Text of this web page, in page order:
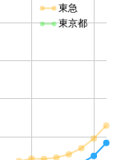
東急
東京都